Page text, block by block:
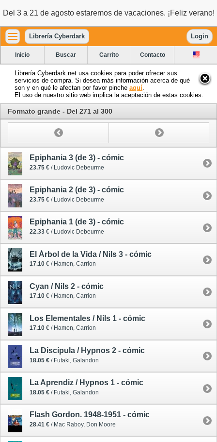
Del 3 a 21 de agosto estaremos de vacaciones. ¡Feliz verano!
Librería Cyberdark Login
Inicio Buscar Carrito Contacto
Librería Cyberdark.net usa cookies para poder ofrecer sus
servicios de compra. Si desea más información acerca de qué
son y en qué le afectan por favor pinche aquí
El uso de nuestro sitio web implica la aceptación de estas cookies.
Formato grande - Del 271 al 300
Epiphania 3 (de 3) - cómic
23.75 € / Ludovic Debeurme
Epiphania 2 (de 3) - cómic
23.75 € / Ludovic Debeurme
Epiphania 1 (de 3) - cómic
22.33 € / Ludovic Debeurme
El Árbol de la Vida / Nils 3 - cómic
17.10 € / Hamon, Carrion
Cyan / Nils 2 - cómic
17.10 € / Hamon, Carrion
Los Elementales / Nils 1 - cómic
17.10 € / Hamon, Carrion
La Discípula / Hypnos 2 - cómic
18.05 € / Futaki, Galandon
La Aprendiz / Hypnos 1 - cómic
18.05 € / Futaki, Galandon
Flash Gordon. 1948-1951 - cómic
28.41 € / Mac Raboy, Don Moore